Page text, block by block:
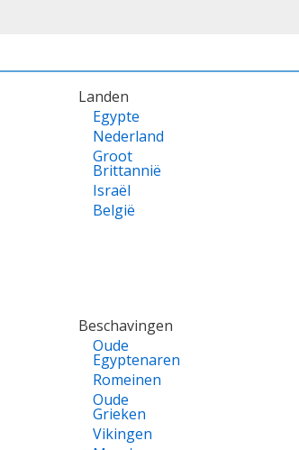
Landen
Egypte
Nederland
Groot
Brittannië
Israël
België
Beschavingen
Oude
Egyptenaren
Romeinen
Oude
Grieken
Vikingen